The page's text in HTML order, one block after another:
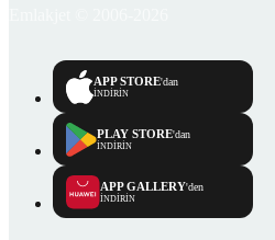
APP STORE'dan
İNDİRİN
PLAY STORE'dan
İNDİRİN
APP GALLERY'den
İNDİRİN